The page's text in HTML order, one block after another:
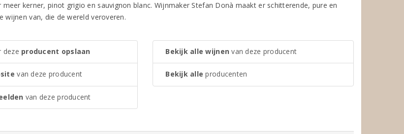
meer kerner, pinot grigio en sauvignon blanc. Wijnmaker Stefan Donà maakt er schitterende, pure en
wijnen van, die de wereld veroveren.
deze producent opslaan
van deze producent
van deze producent
Bekijk alle wijnen van deze producent
Bekijk alle producenten